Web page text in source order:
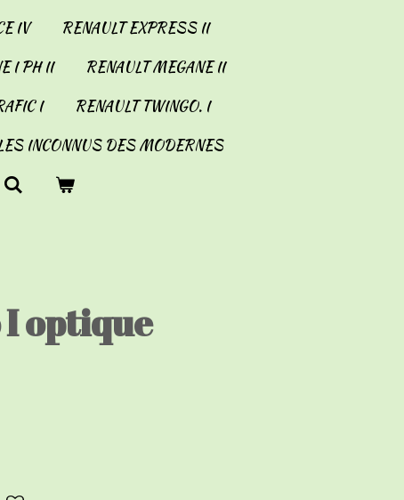
IV
RENAULT EXPRESS II
I PH II
RENAULT MEGANE II
I
RENAULT TWINGO. I
INCONNUS DES MODERNES
optique